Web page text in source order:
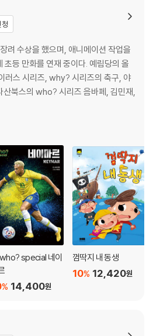
려 수상을 했으며, 애니메이션 작업을
등 만화를 연재 중이다. 예림당의 올
러스 시리즈, why? 시리즈의 축구, 야
산북스의 who? 시리즈 음바페, 김민재,
special 네이
14,400원
%
껌딱지 내 동생
12,420원
10%